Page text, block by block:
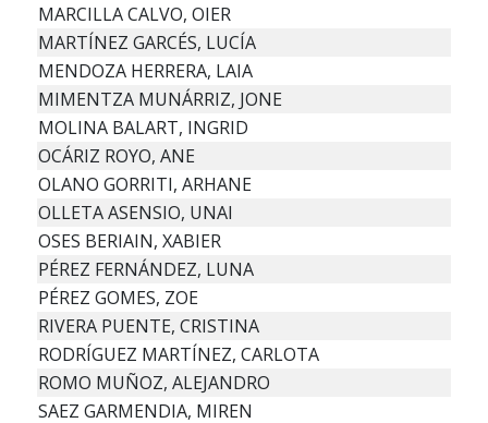
MARCILLA CALVO, OIER
MARTÍNEZ GARCÉS, LUCÍA
MENDOZA HERRERA, LAIA
MIMENTZA MUNÁRRIZ, JONE
MOLINA BALART, INGRID
OCÁRIZ ROYO, ANE
OLANO GORRITI, ARHANE
OLLETA ASENSIO, UNAI
OSES BERIAIN, XABIER
PÉREZ FERNÁNDEZ, LUNA
PÉREZ GOMES, ZOE
RIVERA PUENTE, CRISTINA
RODRÍGUEZ MARTÍNEZ, CARLOTA
ROMO MUÑOZ, ALEJANDRO
SAEZ GARMENDIA, MIREN